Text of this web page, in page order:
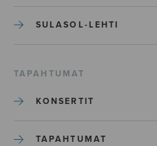
SULASOL-LEHTI
TAPAHTUMAT
KONSERTIT
TAPAHTUMAT